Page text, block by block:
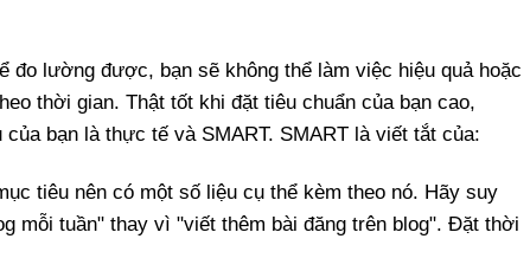
đo lường được, bạn sẽ không thể làm việc hiệu quả hoặc
thời gian. Thật tốt khi đặt tiêu chuẩn của bạn cao,
bạn là thực tế và SMART. SMART là viết tắt của:
tiêu nên có một số liệu cụ thể kèm theo nó. Hãy suy
mỗi tuần" thay vì "viết thêm bài đăng trên blog". Đặt thời